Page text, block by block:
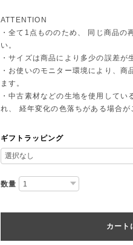
ATTENTION
・全て1点もののため、 同じ商品の
い。
・サイズは商品により多少の誤差が
・お使いのモニター環境により、
ます。
・中古素材などの生地を使用して
れ、 経年変化の色落ちがある場合が
ギフトラッピング
数量
カート